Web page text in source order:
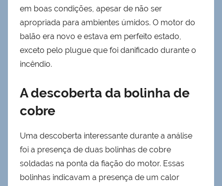
em boas condições, apesar de não ser
apropriada para ambientes úmidos. O motor do
balão era novo e estava em perfeito estado,
exceto pelo plugue que foi danificado durante o
incêndio.
A descoberta da bolinha de
cobre
Uma descoberta interessante durante a análise
foi a presença de duas bolinhas de cobre
soldadas na ponta da fiação do motor. Essas
bolinhas indicavam a presença de um calor